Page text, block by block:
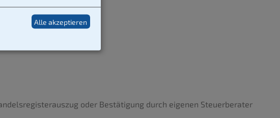
oder Bestätigung durch eigenen Steuerberater
Alle akzeptieren